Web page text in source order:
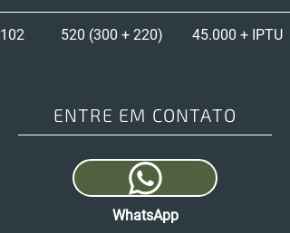
102          520 (300 + 220)	   45.000 + IPTU
ENTRE EM CONTATO
WhatsApp